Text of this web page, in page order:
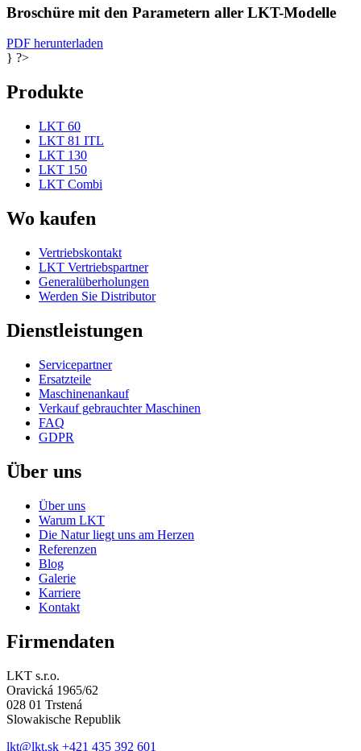
Broschüre mit den Parametern aller LKT-Modelle
PDF herunterladen
} ?>
Produkte
LKT 60
LKT 81 ITL
LKT 130
LKT 150
LKT Combi
Wo kaufen
Vertriebskontakt
LKT Vertriebspartner
Generalüberholungen
Werden Sie Distributor
Dienstleistungen
Servicepartner
Ersatzteile
Maschinenankauf
Verkauf gebrauchter Maschinen
FAQ
GDPR
Über uns
Über uns
Warum LKT
Die Natur liegt uns am Herzen
Referenzen
Blog
Galerie
Karriere
Kontakt
Firmendaten
LKT s.r.o.
Oravická 1965/62
028 01 Trstená
Slowakische Republik
lkt@lkt.sk +421 435 392 601